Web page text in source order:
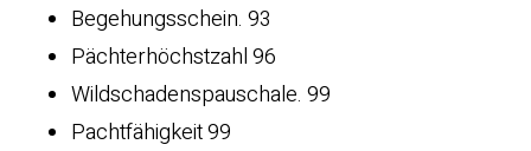
Begehungsschein. 93
Pächterhöchstzahl 96
Wildschadenspauschale. 99
Pachtfähigkeit 99